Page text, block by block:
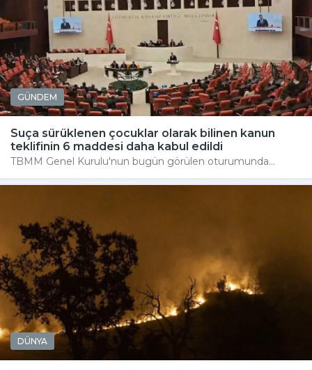
GÜNDEM
Suça sürüklenen çocuklar olarak bilinen kanun
teklifinin 6 maddesi daha kabul edildi
TBMM Genel Kurulu'nun bugün görülen oturumunda...
DÜNYA